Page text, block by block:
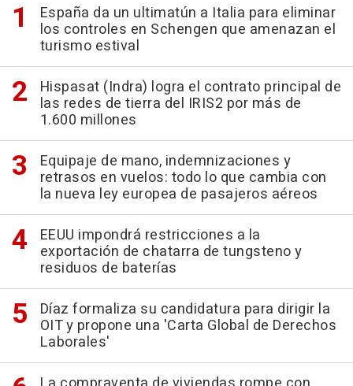
España da un ultimatún a Italia para eliminar
los controles en Schengen que amenazan el
turismo estival
Hispasat (Indra) logra el contrato principal de
las redes de tierra del IRIS2 por más de
1.600 millones
Equipaje de mano, indemnizaciones y
retrasos en vuelos: todo lo que cambia con
la nueva ley europea de pasajeros aéreos
EEUU impondrá restricciones a la
exportación de chatarra de tungsteno y
residuos de baterías
Díaz formaliza su candidatura para dirigir la
OIT y propone una 'Carta Global de Derechos
Laborales'